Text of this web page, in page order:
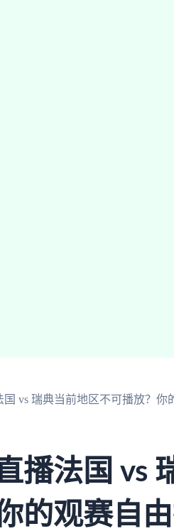
vs 瑞典当前地区不可播放？你
播法国 vs
的观赛自